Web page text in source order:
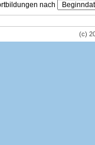
nach
(c)